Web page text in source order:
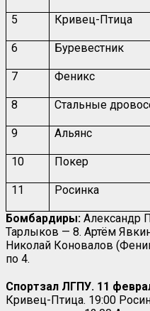
5 Кривец-Птица
6 Буревестник
7 Феникс
8 Стальные
9 Альянс
10 Покер
11 Росинка
Бомбардиры: Александр
Тарлыков — 8. Артём
Николай Коновалов
по 4.
Спортзал ЛГПУ. 11
Кривец-Птица. 19:00